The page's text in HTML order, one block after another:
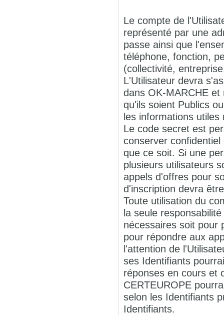
Le compte de
représenté par une
passe ainsi que
téléphone, fonction,
(collectivité,
L'Utilisateur devra
dans OK-MARCHE
qu'ils soient Publics
les informations
Le code secret est
conserver
que ce soit. Si une
plusieurs utilisateurs
appels d'offres pour
d'inscription devra
Toute utilisation du
la seule
nécessaires soit pour
pour répondre aux
l'attention de
ses Identifiants
réponses en cours et
CERTEUROPE
selon les Identifiants
Identifiants.